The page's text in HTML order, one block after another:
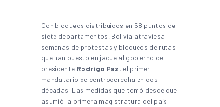
Con bloqueos distribuidos en 58 puntos de
siete departamentos, Bolivia atraviesa
semanas de protestas y bloqueos de rutas
que han puesto en jaque al gobierno del
presidente Rodrigo Paz, el primer
mandatario de centroderecha en dos
décadas. Las medidas que tomó desde que
asumió la primera magistratura del país